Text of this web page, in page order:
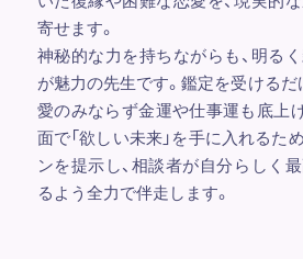
寄せます。
神秘的な力を持ちながらも、明る
が魅力の先生です。鑑定を受けるだ
愛のみならず金運や仕事運も底上
面で「欲しい未来」を手に入れるた
ンを提示し、相談者が自分らしく
るよう全力で伴走します。